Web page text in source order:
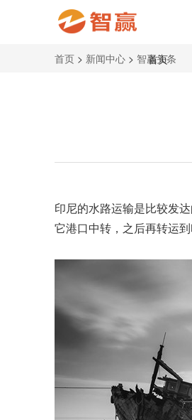
首页
首页 > 新闻中心 > 智赢头条
印尼的水路运输是比较发
它港口中转，之后再转运